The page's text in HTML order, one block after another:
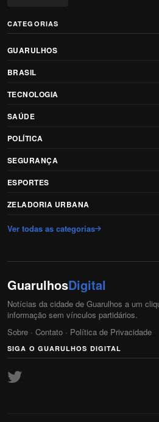
CATEGORIAS
GUARULHOS
BRASIL
TECNOLOGIA
SAÚDE
POLÍTICA
SEGURANÇA
ESPORTES
ZELADORIA URBANA
Ver todas as categorias
GuarulhosDigital
Notícias da cidade de Guarulhos a um
informação sem vínculos partidários.
Sobre · Contato · Política de Privacidade
SIGA O GUARULHOS DIGITAL